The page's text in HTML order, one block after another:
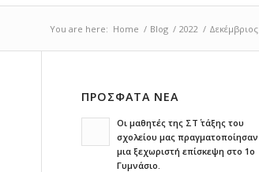
You are here: Home / Blog / 2022 / Δεκέμβριος
ΠΡΟΣΦΑΤΑ ΝΕΑ
Οι μαθητές της ΣΤ΄ τάξης του
σχολείου μας πραγματοποίησαν
μια ξεχωριστή επίσκεψη στο 1ο
Γυμνάσιο.